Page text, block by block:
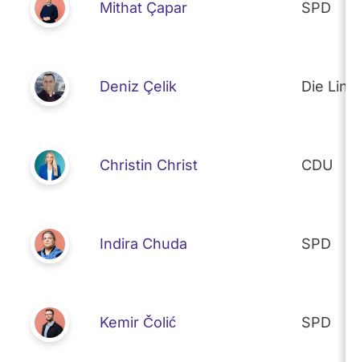
Mithat Çapar SPD
Deniz Çelik Die
Christin Christ CDU
Indira Chuda SPD
Kemir Čolić SPD